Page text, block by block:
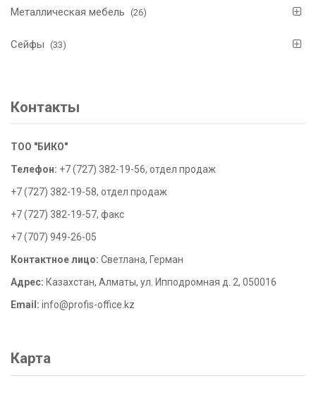
Металлическая мебель (26)
Сейфы (33)
Контакты
ТОО "БИКО"
Телефон: +7 (727) 382-19-56, отдел продаж
+7 (727) 382-19-58, отдел продаж
+7 (727) 382-19-57, факс
+7 (707) 949-26-05
Контактное лицо: Светлана, Герман
Адрес: Казахстан, Алматы, ул. Ипподромная д. 2, 050016
Email: info@profis-office.kz
Карта